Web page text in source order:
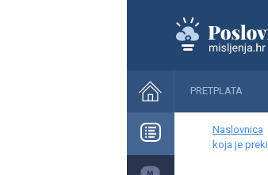
PRETPLATA
Naslovnica
koja je